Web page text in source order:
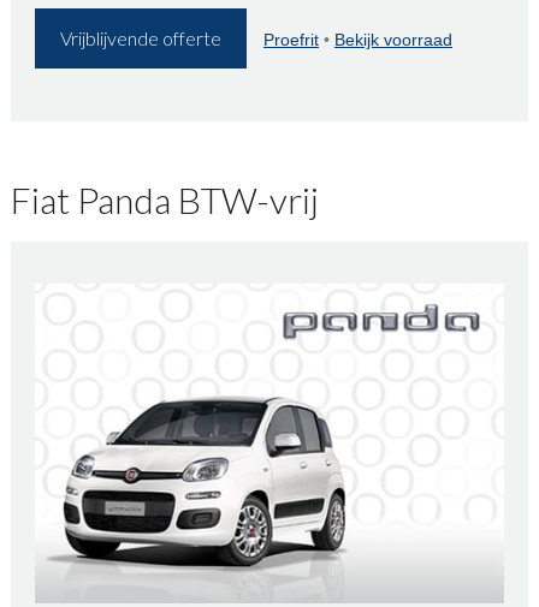
Vrijblijvende offerte Proefrit• Bekijk voorraad
Fiat Panda BTW-vrij